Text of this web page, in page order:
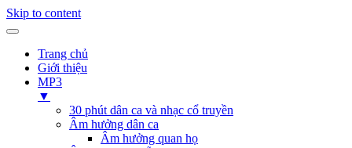
Skip to content
Trang chủ
Giới thiệu
MP3
▼
30 phút dân ca và nhạc cổ truyền
Âm hưởng dân ca
Âm hưởng quan họ